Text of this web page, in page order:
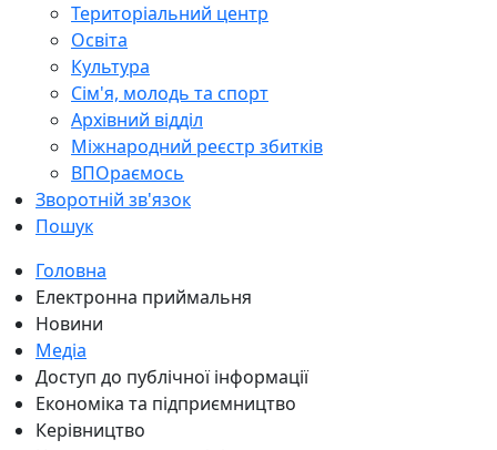
Територіальний центр
Освіта
Культура
Сім'я, молодь та спорт
Архівний відділ
Міжнародний реєстр збитків
ВПОраємось
Зворотній зв'язок
Пошук
Головна
Електронна приймальня
Новини
Медіа
Доступ до публічної інформації
Економіка та підприємництво
Керівництво